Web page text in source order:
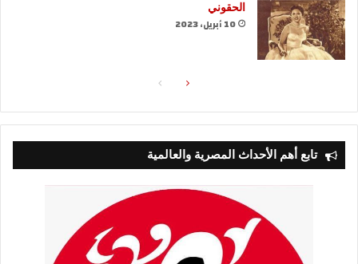
الحقوني
10 أبريل، 2023
الصفحةالصفحة
تابع أهم الأحداث المصرية والعالمية